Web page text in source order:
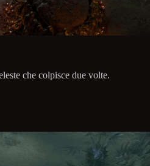
che colpisce due volte.